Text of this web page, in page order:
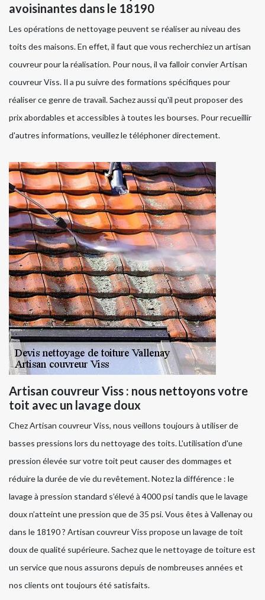
avoisinantes dans le 18190
Les opérations de nettoyage peuvent se réaliser au niveau des
toits des maisons. En effet, il faut que vous recherchiez un artisan
couvreur pour la réalisation. Pour nous, il va falloir convier Artisan
couvreur Viss. Il a pu suivre des formations spécifiques pour
réaliser ce genre de travail. Sachez aussi qu'il peut proposer des
prix abordables et accessibles à toutes les bourses. Pour recueillir
d'autres informations, veuillez le téléphoner directement.
Artisan couvreur Viss : nous nettoyons votre
toit avec un lavage doux
Chez Artisan couvreur Viss, nous veillons toujours à utiliser de
basses pressions lors du nettoyage des toits. L'utilisation d'une
pression élevée sur votre toit peut causer des dommages et
réduire la durée de vie du revêtement. Notez la différence : le
lavage à pression standard s’élevé à 4000 psi tandis que le lavage
doux n’atteint une pression que de 35 psi. Vous êtes à Vallenay ou
dans le 18190 ? Artisan couvreur Viss propose un lavage de toit
doux de qualité supérieure. Sachez que le nettoyage de toiture est
un service que nous assurons depuis de nombreuses années et
nos clients ont toujours été satisfaits.